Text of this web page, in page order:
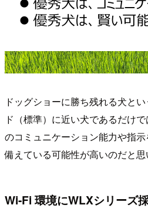
ドッグショーに勝ち残れる犬と
ド（標準）に近い犬であるだけ
のコミュニケーション能力や指
備えている可能性が高いのだと思
Wi-Fi 環境にWLXシリーズ